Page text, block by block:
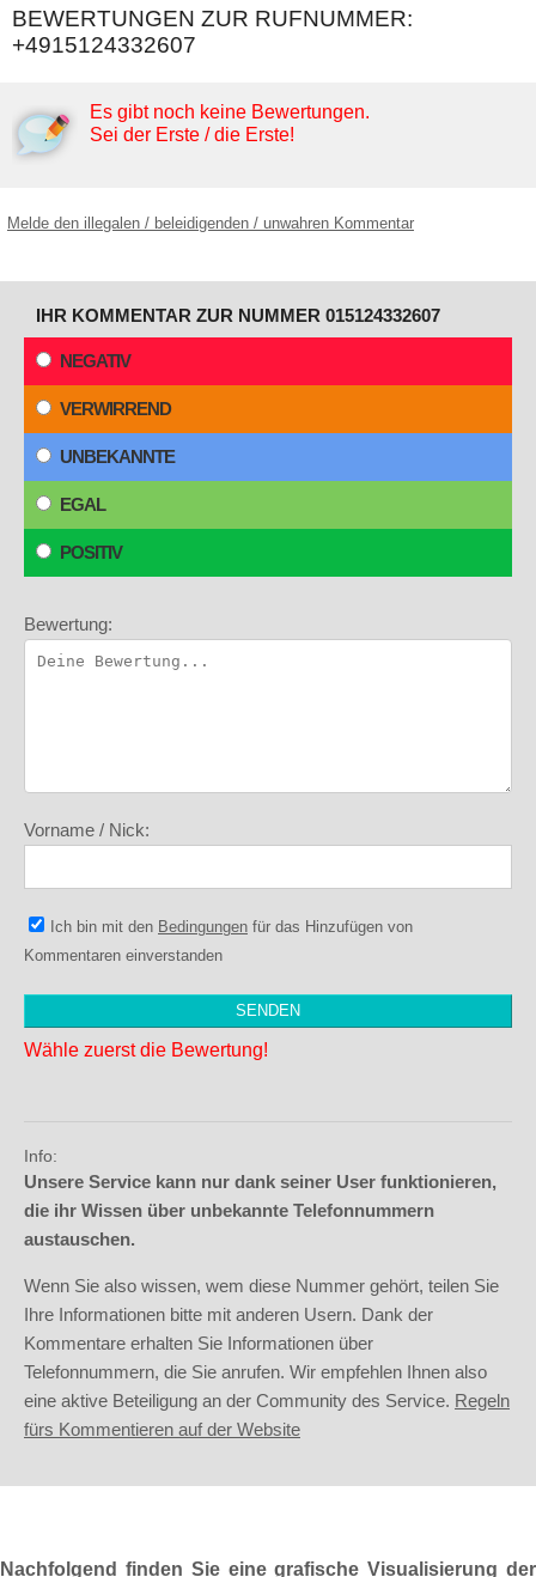
BEWERTUNGEN ZUR RUFNUMMER:
+4915124332607
Es gibt noch keine Bewertungen.
Sei der Erste / die Erste!
Melde den illegalen / beleidigenden / unwahren Kommentar
IHR KOMMENTAR ZUR NUMMER 015124332607
NEGATIV
VERWIRREND
UNBEKANNTE
EGAL
POSITIV
Bewertung:
Vorname / Nick:
Ich bin mit den Bedingungen für das Hinzufügen von
Kommentaren einverstanden
Wähle zuerst die Bewertung!
Info:
Unsere Service kann nur dank seiner User funktionieren,
die ihr Wissen über unbekannte Telefonnummern
austauschen.
Wenn Sie also wissen, wem diese Nummer gehört, teilen Sie
Ihre Informationen bitte mit anderen Usern. Dank der
Kommentare erhalten Sie Informationen über
Telefonnummern, die Sie anrufen. Wir empfehlen Ihnen also
eine aktive Beteiligung an der Community des Service. Regeln
fürs Kommentieren auf der Website
Nachfolgend finden Sie eine grafische Visualisierung der